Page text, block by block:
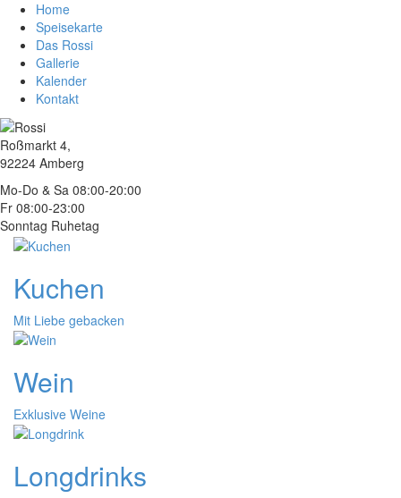
Home
Speisekarte
Das Rossi
Gallerie
Kalender
Kontakt
Roßmarkt 4,
92224 Amberg
Mo-Do & Sa 08:00-20:00
Fr 08:00-23:00
Sonntag Ruhetag
Kuchen
Mit Liebe gebacken
Wein
Exklusive Weine
Longdrinks